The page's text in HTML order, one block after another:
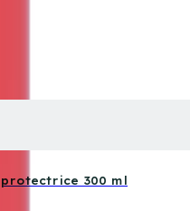
300 ml